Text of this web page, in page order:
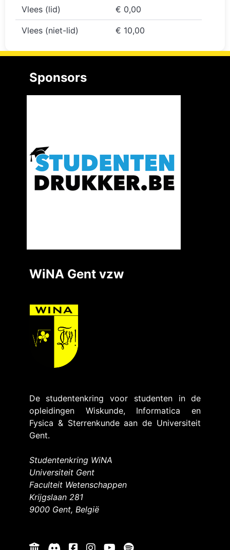
Vlees (lid) € 0,00
Vlees (niet-lid) € 10,00
Sponsors
WiNA Gent vzw
De studentenkring voor studenten in de
opleidingen Wiskunde, Informatica en
Fysica & Sterrenkunde aan de Universiteit
Gent.
Studentenkring WiNA
Universiteit Gent
Faculteit Wetenschappen
Krijgslaan 281
9000 Gent, België